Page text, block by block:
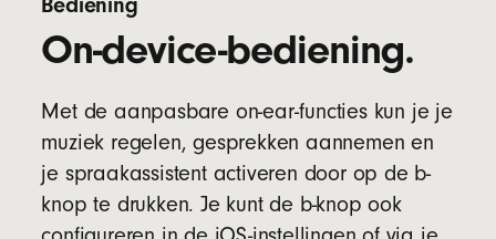
On-device-bediening.
Met de aanpasbare on-ear-functies kun je je
muziek regelen, gesprekken aannemen en
je spraakassistent activeren door op de b-
knop te drukken. Je kunt de b-knop ook